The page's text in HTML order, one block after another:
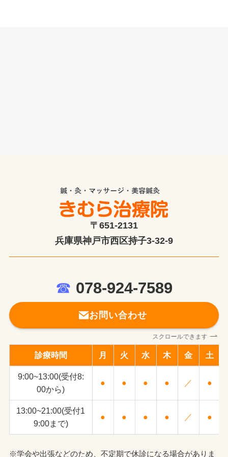
〒651-2131
兵庫県神戸市西区持子3-32-9
☎ 078-924-7589
お問い合わせ
スクロールできます
診療時間 月 火 水 木 金 土
9:00~13:00(受付8:
00から)
● ● ● ● ／ ●
13:00~21:00(受付1
9:00まで)
● ● ● ● ／ ●
※学会や出張などのため、不定期で休診になる場合がありま